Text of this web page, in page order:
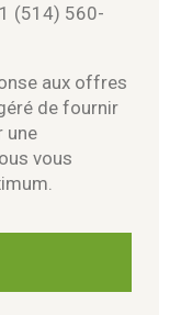
(514) 560-
aux offres
de fournir
une
vous